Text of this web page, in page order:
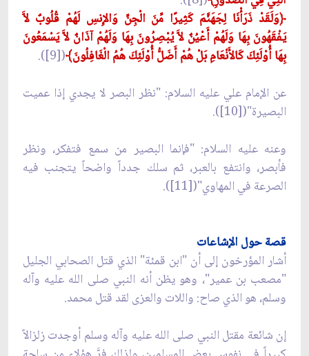
﴿وَلَقَدْ ذَرَأْنَا لِجَهَنَّمَ كَثِيرًا مِّنَ الْجِنِّ وَالإِنسِ لَهُمْ قُلُوبٌ لاَّ
يَفْقَهُونَ بِهَا وَلَهُمْ أَعْيُنٌ لاَّ يُبْصِرُونَ بِهَا وَلَهُمْ آذَانٌ لاَّ يَسْمَعُونَ
بِهَا أُوْلَئِكَ كَالأَنْعَامِ بَلْ هُمْ أَضَلُّ أُوْلَئِكَ هُمُ الْغَافِلُونَ﴾([9]).
عن الإمام علي عليه السلام: "نظر البصر لا يجدي إذا عميت
البصيرة"([10]).
وعنه عليه السلام: "فإنما البصير من سمع فتفكر، ونظر
فأبصر، وانتفع بالعبر، ثم سلك جدداً واضحاً يتجنب فيه
الصرعة في المهاوي"([11]).
قصة حول الإشاعات
أشار المؤرخون إلى أن "ابن قمئة" الذي قتل الصحابي الجليل
"مصعب بن عمير"، وهو يظن أنه النبي صلى الله عليه وآله
وسلم، هو الذي صاح: واللات والعزى لقد قتل محمد.
إن شائعة مقتل النبي صلى الله عليه وآله وسلم أوجدت زلزالاً